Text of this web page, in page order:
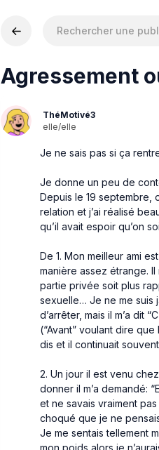
Agressement
ThéMotivé3
elle/elle
Je ne sais pas si ça
Je donne un peu de
Depuis le 19 septembre,
relation et j’ai réalisé
qu’il avait espoir qu’on
De 1. Mon meilleur ami
manière assez étrange.
partie privée soit plus
sexuelle… Je ne me suis
d’arrêter, mais il m’a dit
(“Avant” voulant dire
dis et il continuait
2. Un jour il est venu
donner il m’a demandé:
et ne savais vraiment
choqué que je ne
Je me sentais tellement
mon poids alors je